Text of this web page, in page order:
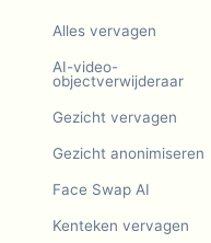
Alles vervagen
AI-video-
objectverwijderaar
Gezicht vervagen
Gezicht anonimiseren
Face Swap AI
Kenteken vervagen